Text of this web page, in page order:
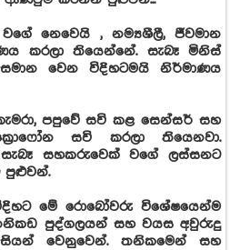
නෙවෙයි , නම්‍යශීලී, ජීවමාන
කරලා තියෙන්නේ. සැබෑ මිනිස්
වෙන විදිහටමයි නිර්මාණය
පපුවේ සවි කළ සෙන්සර් සහ
සවි කරලා තියෙනවා.
සහකරුවෙක් වගේ ලස්සනට
පුළුවන්.
මේ රොබෝවරු විශේෂයෙන්ම
පුද්ගලයන් සහ වයස අවුරුදු
වෙනුවෙන්. තනිකමෙන් සහ